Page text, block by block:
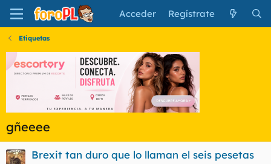
Acceder Regístrate
Etiquetas
gñeeee
Brexit tan duro que lo llaman el seis pesetas